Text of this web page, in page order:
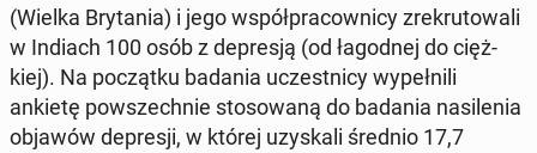
(Wielka Bry­ta­nia) i jego współ­pra­cow­ni­cy zre­kru­to­wa­li
w Indiach 100 osób z de­pre­sją (od ła­god­nej do cięż­
kiej). Na po­cząt­ku badania uczest­ni­cy wy­peł­ni­li
ankietę po­wszech­nie sto­so­wa­ną do badania na­si­le­nia
objawów de­pre­sji, w której uzy­ska­li średnio 17,7